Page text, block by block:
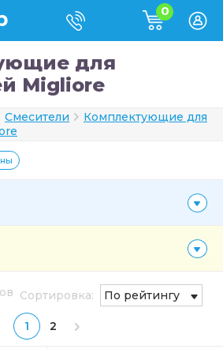
0
для
Migliore
Смесители
Комплектующие для
1 2
Сортировка: По рейтингу